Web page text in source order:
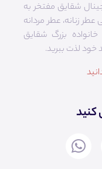
شقایق مفتخر به
زنانه، عطر مردانه
بزرگ شقایق
خود لذت ببرید.
کنید